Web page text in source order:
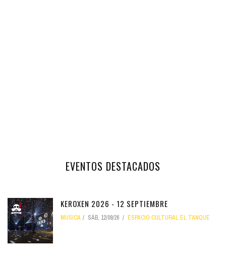
EVENTOS DESTACADOS
KEROXEN 2026 - 12 SEPTIEMBRE
MÚSICA SÁB, 12/09/26 ESPACIO CULTURAL EL TANQUE